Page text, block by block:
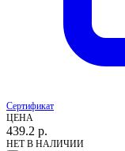
Сертификат
ЦЕНА
439.2 р.
НЕТ В НАЛИЧИИ